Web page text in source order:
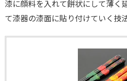
漆に顔料を入れて餅状にして薄く
て漆器の漆面に貼り付けていく技